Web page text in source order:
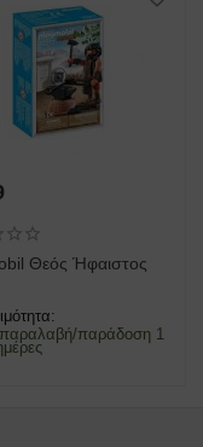
Θεός Ήφαιστος
παράδοση 1